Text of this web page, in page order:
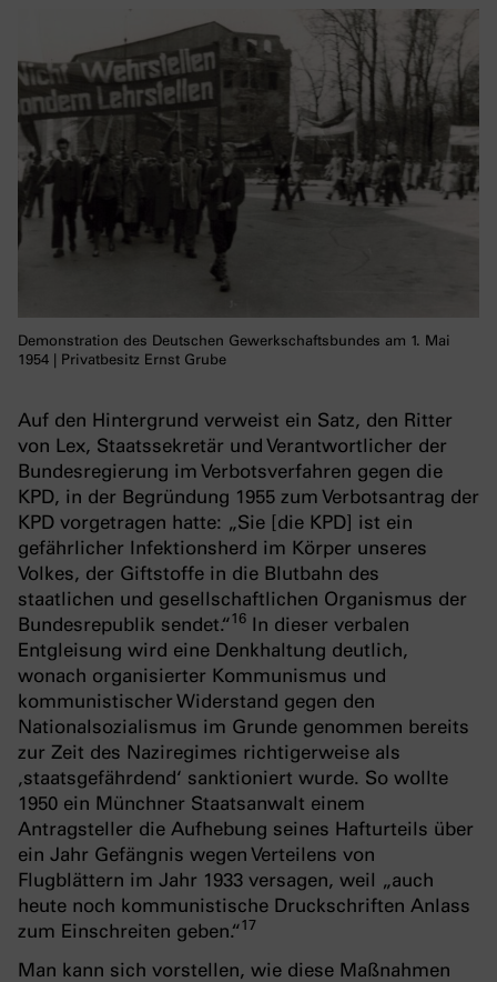
Demonstration des Deutschen Gewerkschaftsbundes am 1. Mai
1954 | Privatbesitz Ernst Grube
Auf den Hintergrund verweist ein Satz, den Ritter
von Lex, Staatssekretär und Verantwortlicher der
Bundesregierung im Verbotsverfahren gegen die
KPD, in der Begründung 1955 zum Verbotsantrag der
KPD vorgetragen hatte: „Sie [die KPD] ist ein
gefährlicher Infektionsherd im Körper unseres
Volkes, der Giftstoffe in die Blutbahn des
staatlichen und gesellschaftlichen Organismus der
Bundesrepublik sendet.“16 In dieser verbalen
Entgleisung wird eine Denkhaltung deutlich,
wonach organisierter Kommunismus und
kommunistischer Widerstand gegen den
Nationalsozialismus im Grunde genommen bereits
zur Zeit des Naziregimes richtigerweise als
‚staatsgefährdend‘ sanktioniert wurde. So wollte
1950 ein Münchner Staatsanwalt einem
Antragsteller die Aufhebung seines Hafturteils über
ein Jahr Gefängnis wegen Verteilens von
Flugblättern im Jahr 1933 versagen, weil „auch
heute noch kommunistische Druckschriften Anlass
zum Einschreiten geben.“17
Man kann sich vorstellen, wie diese Maßnahmen